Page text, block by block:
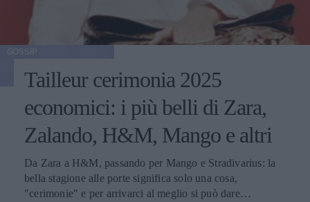
Tailleur cerimonia 2025
economici: i più belli di Zara,
Zalando, H&M, Mango e altri
Da Zara a H&M, passando per Mango e Stradivarius: la
bella stagione alle porte significa solo una cosa,
"cerimonie" e per arrivarci al meglio si può dare